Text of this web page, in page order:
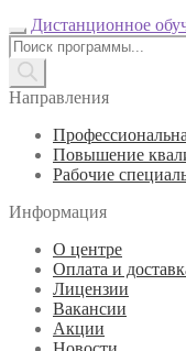
Дистанционное
Поиск
товаров
Направления
Повышение
Рабочие
Информация
О центре
Оплата и
Лицензии
Вакансии
Акции